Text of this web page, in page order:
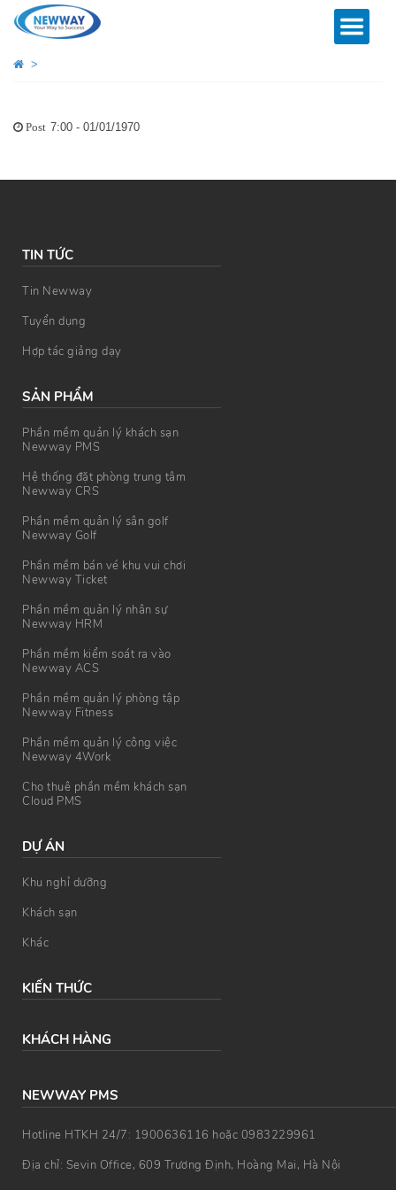
>
Post 7:00 - 01/01/1970
TIN TỨC
Tin Newway
Tuyển dụng
Hợp tác giảng dạy
SẢN PHẨM
Phần mềm quản lý khách sạn
Newway PMS
Hệ thống đặt phòng trung tâm
Newway CRS
Phần mềm quản lý sân golf
Newway Golf
Phần mềm bán vé khu vui chơi
Newway Ticket
Phần mềm quản lý nhân sự
Newway HRM
Phần mềm kiểm soát ra vào
Newway ACS
Phần mềm quản lý phòng tập
Newway Fitness
Phần mềm quản lý công việc
Newway 4Work
Cho thuê phần mềm khách sạn
Cloud PMS
DỰ ÁN
Khu nghỉ dưỡng
Khách sạn
Khác
KIẾN THỨC
KHÁCH HÀNG
NEWWAY PMS
Hotline HTKH 24/7: 1900636116 hoặc 0983229961
Địa chỉ: Sevin Office, 609 Trương Định, Hoàng Mai, Hà Nội